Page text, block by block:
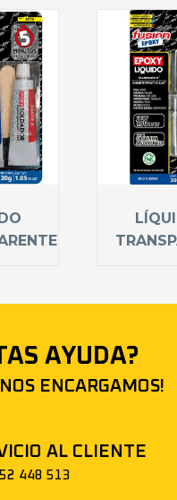
AYUDA?
ENCARGAMOS!
AL CLIENTE
448 513